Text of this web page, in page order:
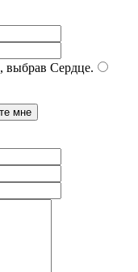
выбрав Сердце.